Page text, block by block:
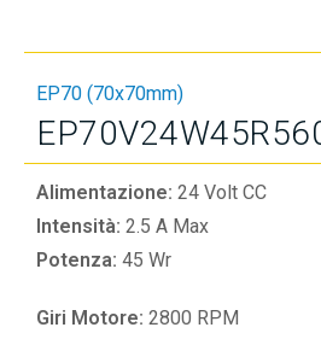
EP70 (70x70mm)
Alimentazione: 24 Volt CC
Intensità: 2.5 A Max
Potenza: 45 Wr
Giri Motore: 2800 RPM